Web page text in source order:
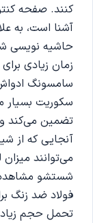
کنند. صفحه
آشنا است، به
حاشیه نویسی
زمان زیادی
سکوریت بسیار
تضمین می‌کند و
آنجایی که از
می‌توانند
شستشو مشاهده
فولاد ضد زنگ
تحمل حجم